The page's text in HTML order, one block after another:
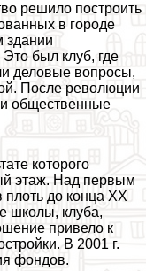
решило построить
в городе
здании
был клуб, где
деловые вопросы,
После революции
общественные
которого
этаж. Над первым
до конца ХХ
школы, клуба,
привело к
В 2001 г.
фондов.